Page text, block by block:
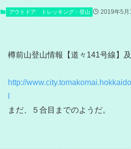
アウトドア トレッキング・登山 2019年5月
樽前山登山情報【道々141号線】
http://
まだ、５合目までのようだ。